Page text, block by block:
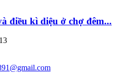
điều kì diệu ở chợ đêm...